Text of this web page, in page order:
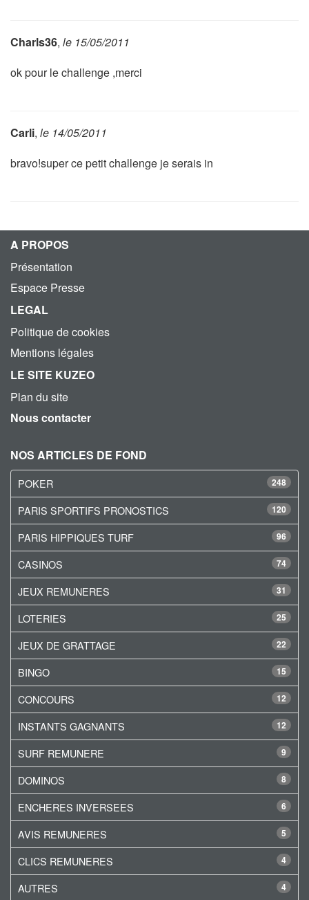
Charls36, le 15/05/2011
ok pour le challenge ,merci
Carli, le 14/05/2011
bravo!super ce petit challenge je serais in
A PROPOS
Présentation
Espace Presse
LEGAL
Politique de cookies
Mentions légales
LE SITE KUZEO
Plan du site
Nous contacter
NOS ARTICLES DE FOND
248
POKER
120
PARIS SPORTIFS PRONOSTICS
96
PARIS HIPPIQUES TURF
74
CASINOS
31
JEUX REMUNERES
25
LOTERIES
22
JEUX DE GRATTAGE
15
BINGO
12
CONCOURS
12
INSTANTS GAGNANTS
9
SURF REMUNERE
8
DOMINOS
6
ENCHERES INVERSEES
5
AVIS REMUNERES
4
CLICS REMUNERES
4
AUTRES